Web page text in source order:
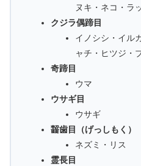
ヌキ・ネコ・ラ
クジラ偶蹄目
イノシシ・イル
ャチ・ヒツジ・
奇蹄目
ウマ
ウサギ目
ウサギ
齧歯目（げっしもく）
ネズミ・リス
霊長目